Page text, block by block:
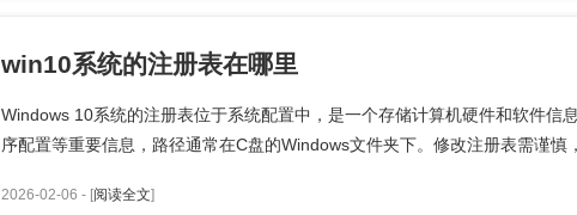
win10系统的注册表在哪里
Windows 10系统的注册表位于系统配置中，是一个存储计算机硬件和软件信
序配置等重要信息，路径通常在C盘的Windows文件夹下。修改注册表需谨慎
2026-02-06 - [阅读全文]